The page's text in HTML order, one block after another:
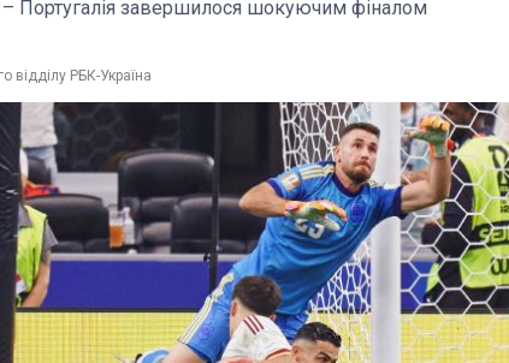
– Португалія завершилося шокуючим фіналом
відділу РБК-Україна